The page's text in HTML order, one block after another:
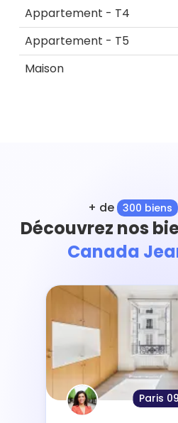
Appartement - T4
Appartement - T5
Maison
+ de 300 biens
Découvrez nos
Canada
Paris 09